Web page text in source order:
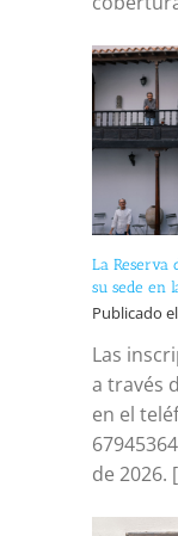
La Reserva
su sede en
Publicado
Las
a través
en el
de 2026.